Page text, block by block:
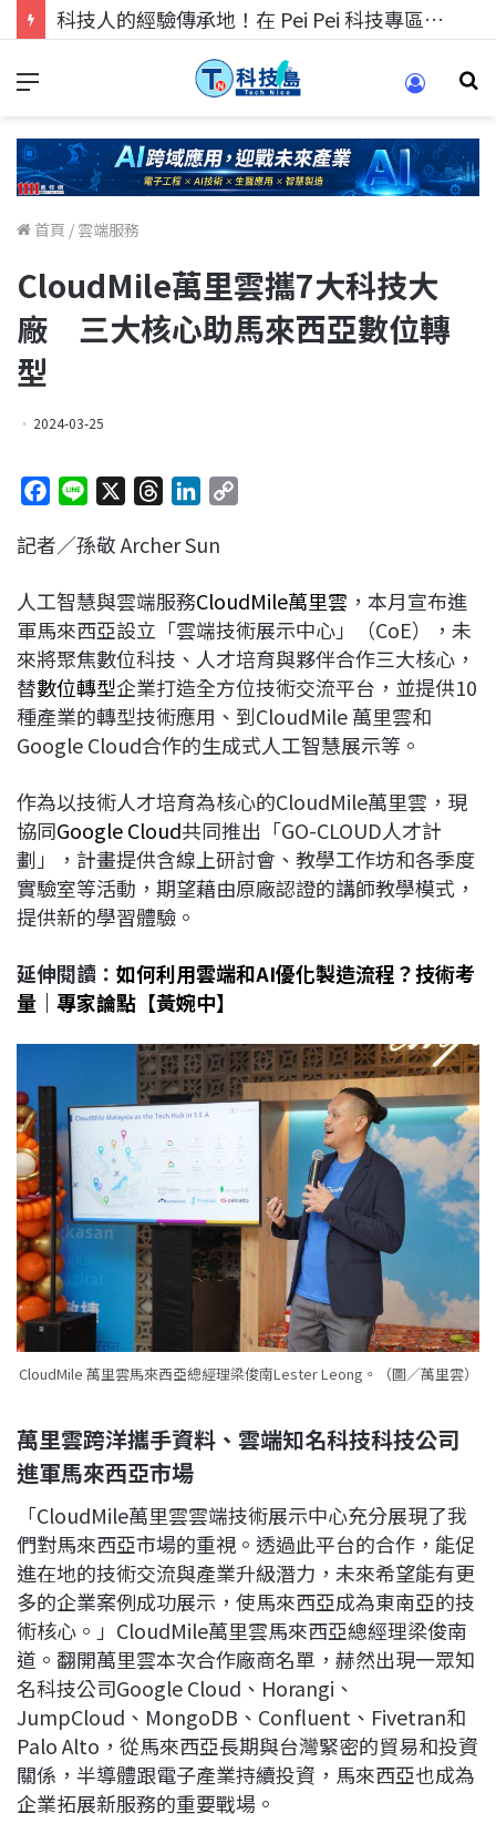
科技人的經驗傳承地！在 Pei Pei 科技專區，與學弟妹交流最硬核的技術
首頁 / 雲端服務
CloudMile萬里雲攜7大科技大
廠 三大核心助馬來西亞數位轉
型
2024-03-25
c
b
o
o
k
n
r
a
d
s
n
e
d
I
n
L
i
n
k
記者／孫敬 Archer Sun
人工智慧與雲端服務CloudMile萬里雲 ，本月宣布進
軍馬來西亞設立「雲端技術展示中心」（CoE），未
來將聚焦數位科技、人才培育與夥伴合作三大核心，
替數位轉型企業打造全方位技術交流平台，並提供10
種產業的轉型技術應用、到CloudMile 萬里雲和
Google Cloud合作的生成式人工智慧展示等。
作為以技術人才培育為核心的CloudMile萬里雲，現
協同Google Cloud共同推出「GO-CLOUD人才計
劃」，計畫提供含線上研討會、教學工作坊和各季度
實驗室等活動，期望藉由原廠認證的講師教學模式，
提供新的學習體驗。
延伸閱讀： 如何利用雲端和AI優化製造流程？技術考
量｜專家論點【黃婉中】
CloudMile 萬里雲馬來西亞總經理梁俊南Lester Leong。（圖／萬里雲）
萬里雲跨洋攜手資料、雲端知名科技科技公司
進軍馬來西亞市場
「CloudMile萬里雲雲端技術展示中心充分展現了我
們對馬來西亞市場的重視。透過此平台的合作，能促
進在地的技術交流與產業升級潛力，未來希望能有更
多的企業案例成功展示，使馬來西亞成為東南亞的技
術核心。」CloudMile萬里雲馬來西亞總經理梁俊南
道。翻開萬里雲本次合作廠商名單，赫然出現一眾知
名科技公司Google Cloud、Horangi、
JumpCloud、MongoDB、Confluent、Fivetran和
Palo Alto，從馬來西亞長期與台灣緊密的貿易和投資
關係，半導體跟電子產業持續投資，馬來西亞也成為
企業拓展新服務的重要戰場。